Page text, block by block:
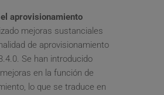
aprovisionamiento
mejoras sustanciales
de aprovisionamiento
Se han introducido
en la función de
lo que se traduce en